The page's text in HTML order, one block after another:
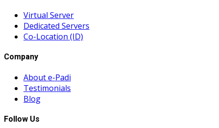
Virtual Server
Dedicated Servers
Co-Location (ID)
Company
About e-Padi
Testimonials
Blog
Follow Us